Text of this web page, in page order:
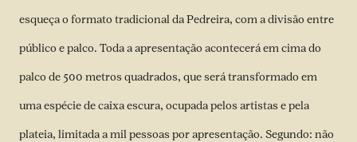
esqueça o formato tradicional da Pedreira, com a divisão entre
público e palco. Toda a apresentação acontecerá em cima do
palco de 500 metros quadrados, que será transformado em
uma espécie de caixa escura, ocupada pelos artistas e pela
plateia, limitada a mil pessoas por apresentação. Segundo: não